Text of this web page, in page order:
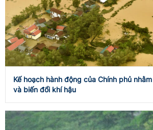
Kế hoạch hành động của Chính phủ
và biến đổi khí hậu